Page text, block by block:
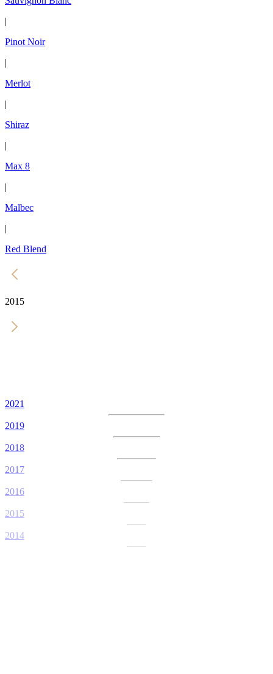
|
Pinot Noir
|
Merlot
|
Shiraz
|
Max 8
|
Malbec
|
Red Blend
2015
2021
2019
2018
2017
2016
2015
2014